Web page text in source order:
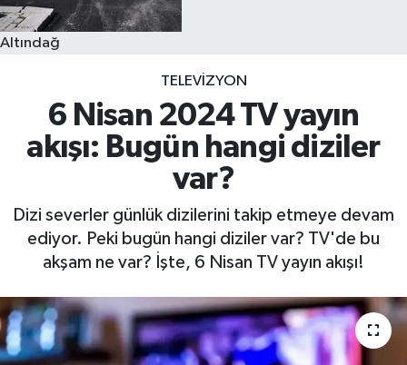
Altındağ
TELEVIZYON
6 Nisan 2024 TV yayın
akışı: Bugün hangi diziler
var?
Dizi severler günlük dizilerini takip etmeye devam
ediyor. Peki bugün hangi diziler var? TV'de bu
akşam ne var? İşte, 6 Nisan TV yayın akışı!